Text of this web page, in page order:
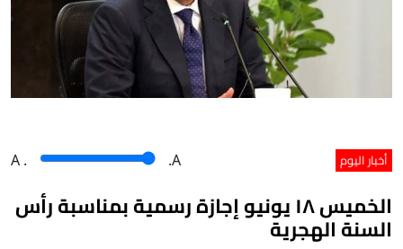
أخبار اليوم A . .A
الخميس ۱۸ يونيو إجازة رسمية بمناسبة رأس
السنة الهجرية